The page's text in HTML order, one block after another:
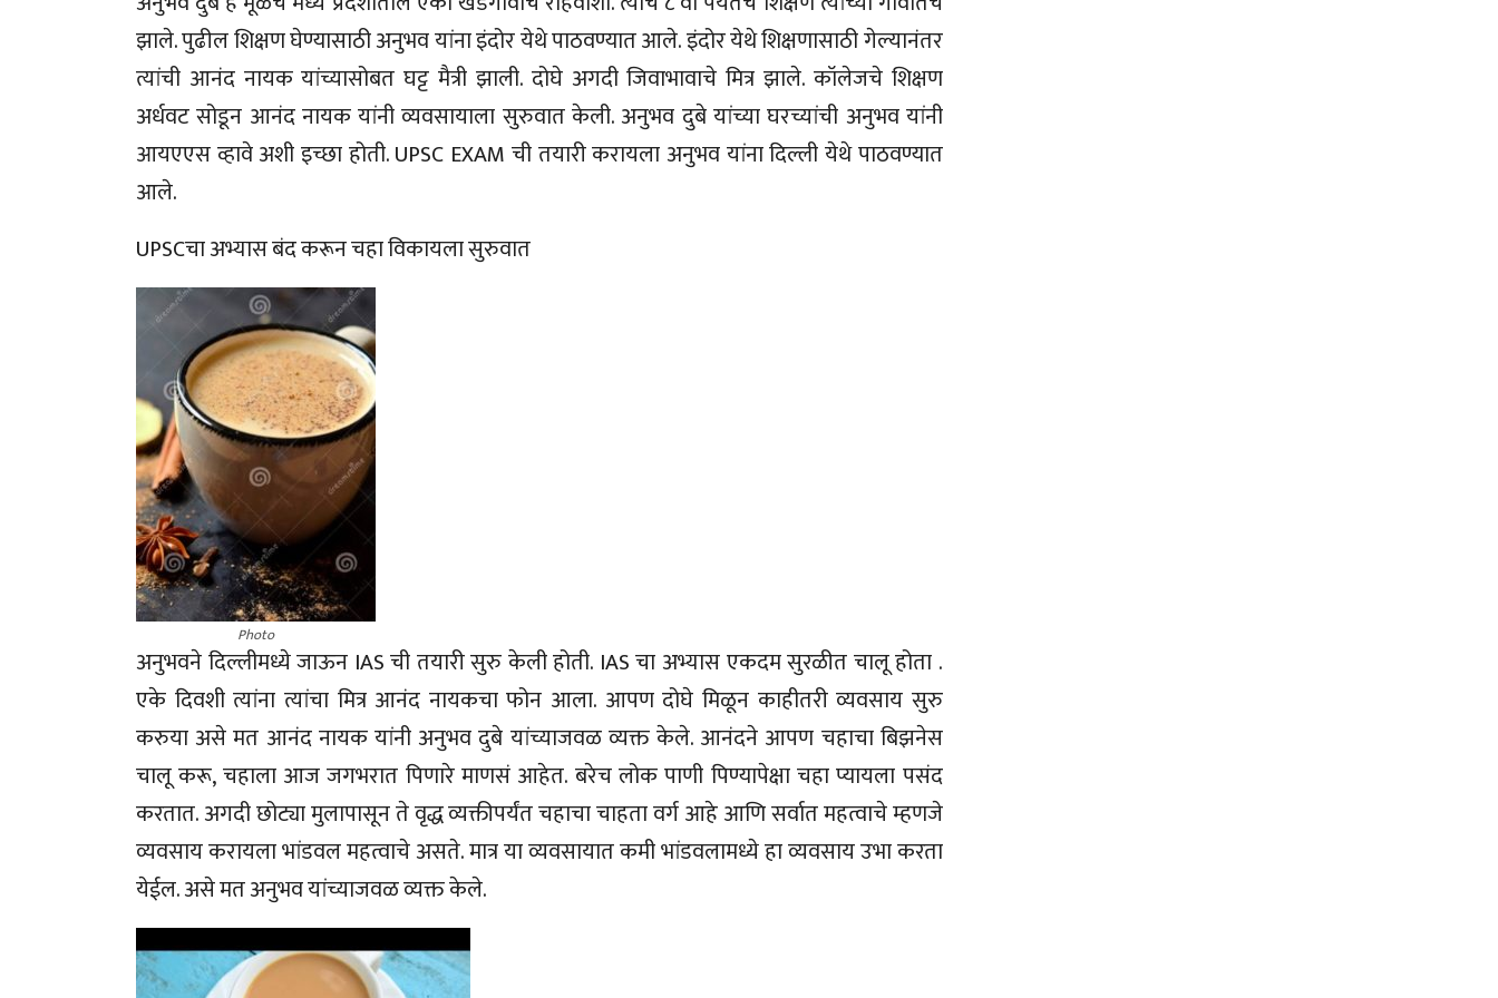
झाले. पुढील शिक्षण घेण्यासाठी अनुभव यांना इंदोर येथे पाठवण्यात आले. इंदोर येथे शिक्षणासाठी गेल्यानंतर
त्यांची आनंद नायक यांच्यासोबत घट्ट मैत्री झाली. दोघे अगदी जिवाभावाचे मित्र झाले. कॉलेजचे शिक्षण
अर्धवट सोडून आनंद नायक यांनी व्यवसायाला सुरुवात केली. अनुभव दुबे यांच्या घरच्यांची अनुभव यांनी
आयएएस व्हावे अशी इच्छा होती. UPSC EXAM ची तयारी करायला अनुभव यांना दिल्ली येथे पाठवण्यात
आले.
UPSCचा अभ्यास बंद करून चहा विकायला सुरुवात
Photo
अनुभवने दिल्लीमध्ये जाऊन IAS ची तयारी सुरु केली होती. IAS चा अभ्यास एकदम सुरळीत चालू होता .
एके दिवशी त्यांना त्यांचा मित्र आनंद नायकचा फोन आला. आपण दोघे मिळून काहीतरी व्यवसाय सुरु
करुया असे मत आनंद नायक यांनी अनुभव दुबे यांच्याजवळ व्यक्त केले. आनंदने आपण चहाचा बिझनेस
चालू करू, चहाला आज जगभरात पिणारे माणसं आहेत. बरेच लोक पाणी पिण्यापेक्षा चहा प्यायला पसंद
करतात. अगदी छोट्या मुलापासून ते वृद्ध व्यक्तीपर्यंत चहाचा चाहता वर्ग आहे आणि सर्वात महत्वाचे म्हणजे
व्यवसाय करायला भांडवल महत्वाचे असते. मात्र या व्यवसायात कमी भांडवलामध्ये हा व्यवसाय उभा करता
येईल. असे मत अनुभव यांच्याजवळ व्यक्त केले.